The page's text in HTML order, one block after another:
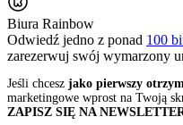
Biura Rainbow
Odwiedź jedno z ponad 100
zarezerwuj swój wymarzony
Jeśli chcesz jako pierwszy
marketingowe wprost na Twoją
ZAPISZ SIĘ NA